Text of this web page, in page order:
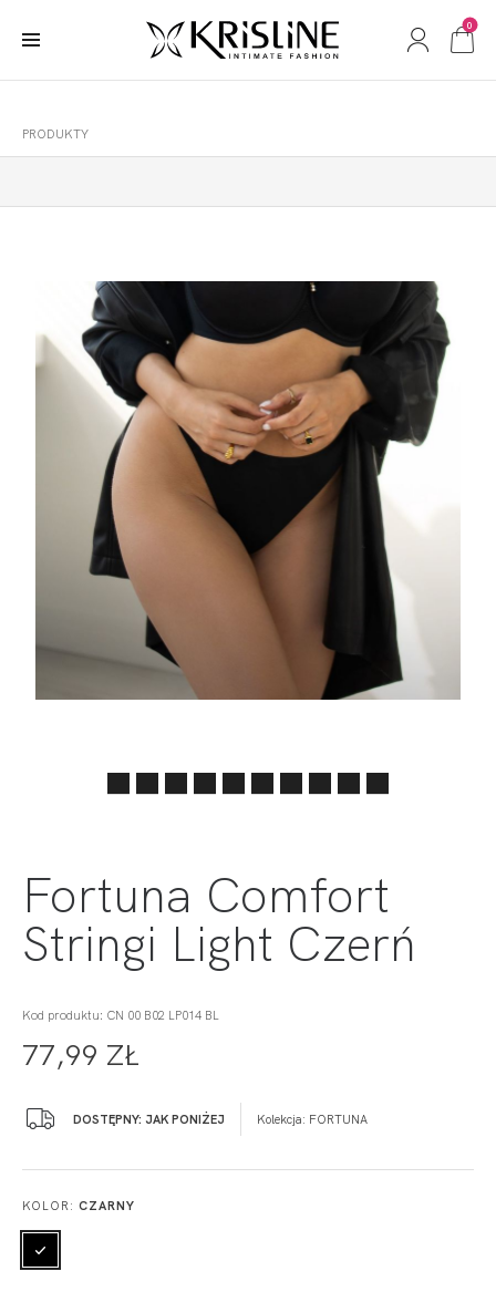
0
PRODUKTY
Fortuna Comfort
Stringi Light Czerń
Kod produktu: CN 00 B02 LP014 BL
77,99 ZŁ
DOSTĘPNY: JAK PONIŻEJ Kolekcja: FORTUNA
KOLOR: CZARNY